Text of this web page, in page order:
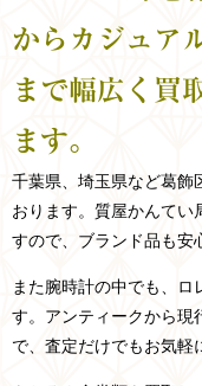
からカジュア
まで幅広く買
ます。
千葉県、埼玉県など葛飾
おります。 質屋かんてい
すので、ブランド品も安
また腕時計の中でも、ロ
す。アンティークから現
で、査定だけでもお気軽